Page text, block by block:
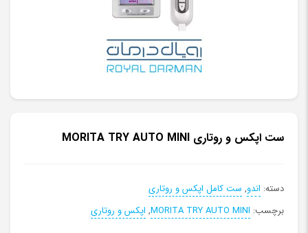
ست اپکس و روتاری MORITA TRY AUTO MINI
دسته: اندو, ست کامل اپکس و روتاری
برچسب: MORITA TRY AUTO MINI
, اپکس و روتاری